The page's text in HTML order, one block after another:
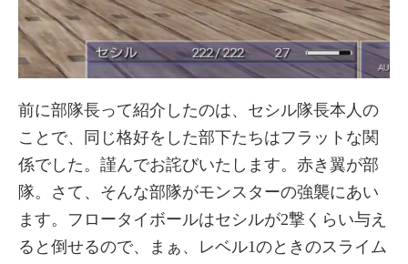
前に部隊長って紹介したのは、セシル隊長本人の
ことで、同じ格好をした部下たちはフラットな関
係でした。謹んでお詫びいたします。赤き翼が部
隊。さて、そんな部隊がモンスターの強襲にあい
ます。フロータイボールはセシルが2撃くらい与え
ると倒せるので、まぁ、レベル1のときのスライム